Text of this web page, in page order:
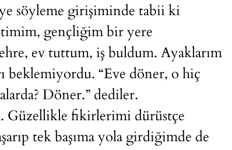
söyleme girişiminde tabii ki
gençliğim bir yere
ev tuttum, iş buldum. Ayaklarım
beklemiyordu. “Eve döner, o hiç
Döner.” dediler.
Güzellikle fikirlerimi dürüstçe
tek başıma yola girdiğimde de